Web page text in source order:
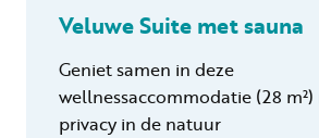
Veluwe Suite met sauna
Geniet samen in deze
wellnessaccommodatie (28
privacy in de natuur